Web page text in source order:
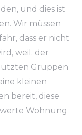
und dies ist
Wir müssen
dass er nicht
weil. der
Gruppen
kleinen
bereit, diese
Wohnung